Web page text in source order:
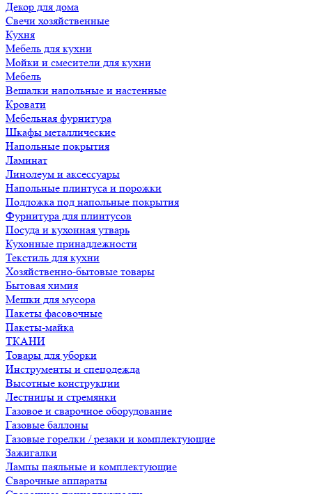
Декор для дома
Свечи хозяйственные
Кухня
Мебель для кухни
Мойки и смесители для кухни
Мебель
Вешалки напольные и настенные
Кровати
Мебельная фурнитура
Шкафы металлические
Напольные покрытия
Ламинат
Линолеум и аксессуары
Напольные плинтуса и порожки
Подложка под напольные покрытия
Фурнитура для плинтусов
Посуда и кухонная утварь
Кухонные принадлежности
Текстиль для кухни
Хозяйственно-бытовые товары
Бытовая химия
Мешки для мусора
Пакеты фасовочные
Пакеты-майка
ТКАНИ
Товары для уборки
Инструменты и спецодежда
Высотные конструкции
Лестницы и стремянки
Газовое и сварочное оборудование
Газовые баллоны
Газовые горелки / резаки и комплектующие
Зажигалки
Лампы паяльные и комплектующие
Сварочные аппараты